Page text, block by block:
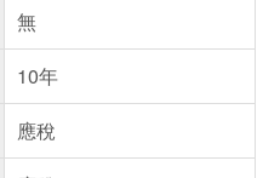
無
10年
應稅